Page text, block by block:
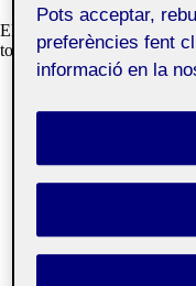
Els elements fixes que es
totes les futures
Sempre amb la
de contrast. Aquest
contraportada. Serà
d’elements. Aquesta
volàtils.
A la part superior, l’
importants
Pots acceptar,
preferències fent
informació en la